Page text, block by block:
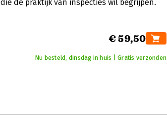
de praktijk van inspecties wil begrijpen.
€ 59,50
Nu besteld, dinsdag in huis | Gratis verzonden